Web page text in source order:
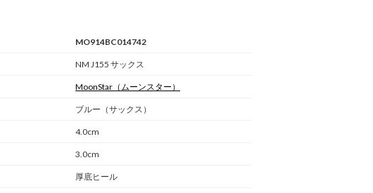
MO914BC014742
NM J155 サックス
MoonStar （ムーンスター）
ブルー（サックス）
4.0cm
3.0cm
厚底ヒール